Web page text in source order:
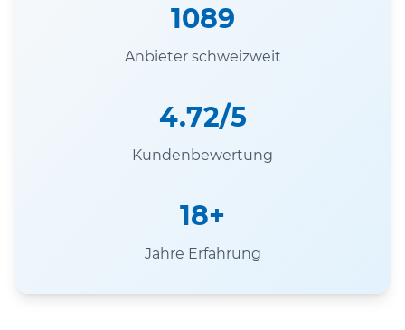
1089
Anbieter schweizweit
4.72/5
Kundenbewertung
18+
Jahre Erfahrung